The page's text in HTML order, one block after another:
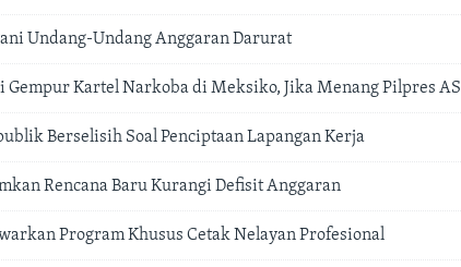
Undang-Undang Anggaran Darurat
Gempur Kartel Narkoba di Meksiko, Jika Menang Pilpres AS
Berselisih Soal Penciptaan Lapangan Kerja
Rencana Baru Kurangi Defisit Anggaran
Program Khusus Cetak Nelayan Profesional